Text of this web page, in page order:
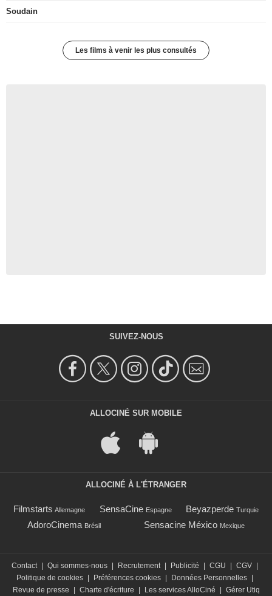
Soudain
Les films à venir les plus consultés
SUIVEZ-NOUS
ALLOCINÉ SUR MOBILE
ALLOCINÉ À L'ÉTRANGER
Filmstarts Allemagne SensaCine Espagne Beyazperde Turquie
AdoroCinema Brésil Sensacine México Mexique
Contact | Qui sommes-nous | Recrutement | Publicité | CGU | CGV |
Politique de cookies | Préférences cookies | Données Personnelles |
Revue de presse
| Charte d'écriture | Les services AlloCiné | Gérer Utiq